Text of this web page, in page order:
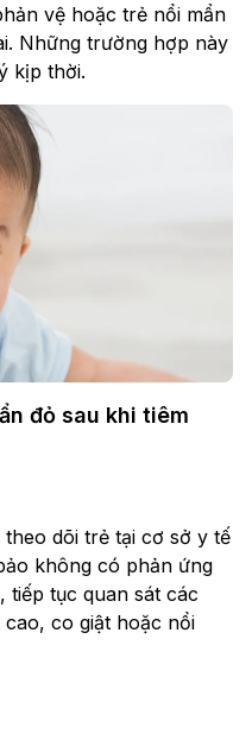
vệ hoặc trẻ nổi mẩn
Những trường hợp này
kịp thời.
đỏ sau khi tiêm
dõi trẻ tại cơ sở y tế
không có phản ứng
tiếp tục quan sát các
co giật hoặc nổi